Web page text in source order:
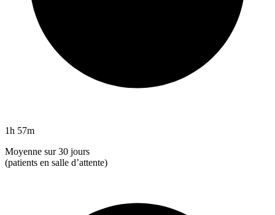
1h 57m
Moyenne sur 30 jours
(patients en salle d’attente)